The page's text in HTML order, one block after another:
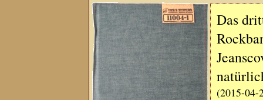
Das
(2015-04-